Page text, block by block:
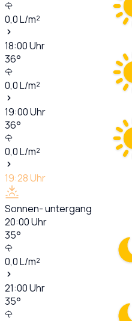
0,0L/m²
18:00Uhr
36°
0,0L/m²
19:00Uhr
36°
0,0L/m²
19:28Uhr
Sonnen- untergang
20:00Uhr
35°
0,0L/m²
21:00Uhr
35°